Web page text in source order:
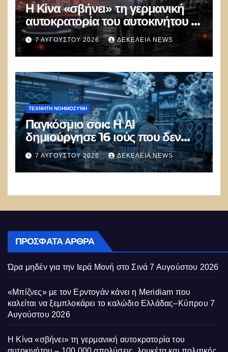
Η Κίνα «σβήνει» τη γερμανική
αυτοκρατορία του αυτοκινήτου –
100.000 απολύσεις, λουκέτα και
πολιτικός πανικός
7 ΑΥΓΟΎΣΤΟΥ 2026 ΔΕΚΈΛΕΙΑ NEWS
ΤΕΧΝΗΤΉ ΝΟΗΜΟΣΎΝΗ
Παγκόσμιο σοκ: Η ΑΙ
δημιούργησε 16 ιούς που δεν
υπάρχουν στη φύση –
Συναγερμός: Ο εφιάλτης μόλις
άρχισε
7 ΑΥΓΟΎΣΤΟΥ 2026 ΔΕΚΈΛΕΙΑ NEWS
ΠΡΌΣΦΑΤΑ ΆΡΘΡΑ
Ώρα μηδέν για την Ιερά Μονή στο Σινά 7 Αυγούστου 2026
«Μπίζνες» με τον Ερντογάν κάνει η Meridiam που
καλείται να ξεμπλοκάρει το καλώδιο Ελλάδας–Κύπρου 7
Αυγούστου 2026
Η Κίνα «σβήνει» τη γερμανική αυτοκρατορία του